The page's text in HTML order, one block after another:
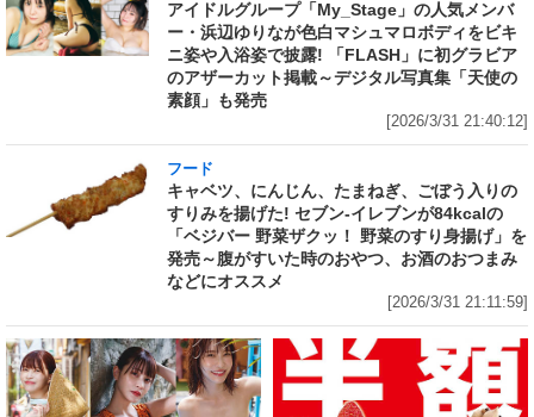
アイドルグループ「My_Stage」の人気メンバ
ー・浜辺ゆりなが色白マシュマロボディをビキ
ニ姿や入浴姿で披露! 「FLASH」に初グラビア
のアザーカット掲載～デジタル写真集「天使の
素顔」も発売
[2026/3/31 21:40:12]
フード
キャベツ、にんじん、たまねぎ、ごぼう入りの
すりみを揚げた! セブン‐イレブンが84kcalの
「ベジバー 野菜ザクッ！ 野菜のすり身揚げ」を
発売～腹がすいた時のおやつ、お酒のおつまみ
などにオススメ
[2026/3/31 21:11:59]